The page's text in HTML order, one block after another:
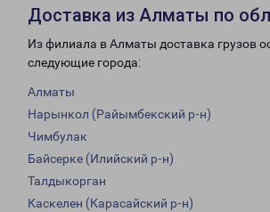
Доставка из Алматы по
Из филиала в Алматы доставка грузов
следующие города:
Алматы
Нарынкол (Райымбекский р-н)
Чимбулак
Байсерке (Илийский р-н)
Талдыкорган
Каскелен (Карасайский р-н)